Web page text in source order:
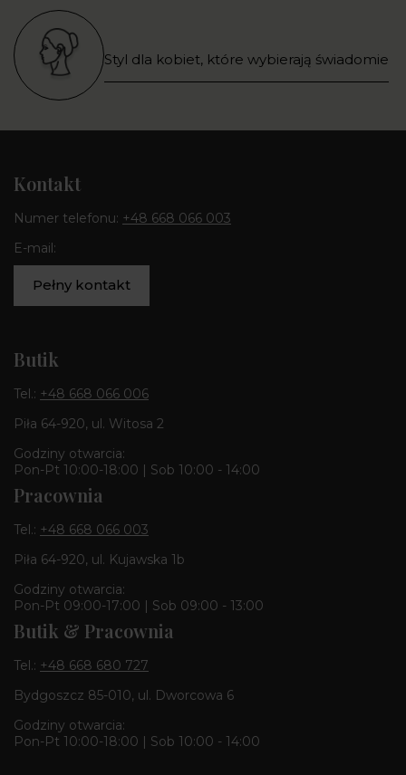
Styl dla kobiet, które wybierają świadomie
Kontakt
Numer telefonu: +48 668 066 003
E-mail:
Pełny kontakt
Butik
Tel.: +48 668 066 006
Piła 64-920, ul. Witosa 2
Godziny otwarcia:
Pon-Pt 10:00-18:00 | Sob 10:00 - 14:00
Pracownia
Tel.: +48 668 066 003
Piła 64-920, ul. Kujawska 1b
Godziny otwarcia:
Pon-Pt 09:00-17:00 | Sob 09:00 - 13:00
Butik & Pracownia
Tel.: +48 668 680 727
Bydgoszcz 85-010, ul. Dworcowa 6
Godziny otwarcia:
Pon-Pt 10:00-18:00 | Sob 10:00 - 14:00